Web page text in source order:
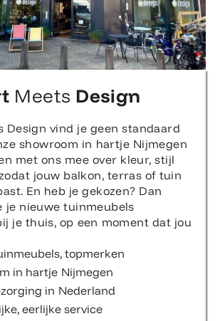
Meets Design
Design vind je geen standaard
showroom in hartje Nijmegen
met ons mee over kleur, stijl
jouw balkon, terras of tuin
En heb je gekozen? Dan
je nieuwe tuinmeubels
je thuis, op een moment dat jou
topmerken
in hartje Nijmegen
in Nederland
eerlijke service